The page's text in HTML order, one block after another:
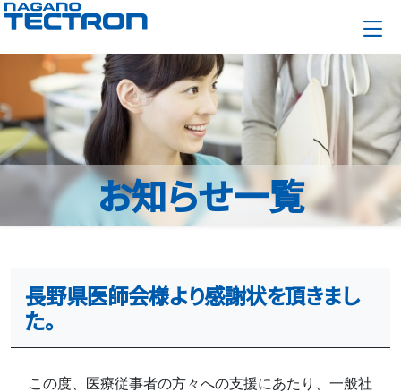
お知らせ一覧
長野県医師会様より感謝状を頂きまし
た。
この度、医療従事者の方々への支援にあたり、一般社